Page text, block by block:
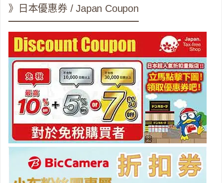
》日本優惠券 / Japan Coupon